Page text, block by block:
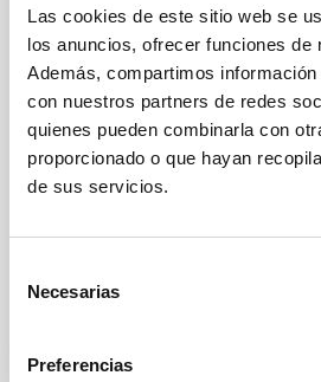
Las cookies de este sitio web se
los anuncios, ofrecer funciones
Además, compartimos
con nuestros partners de redes
quienes pueden combinarla con
proporcionado o que hayan
de sus servicios.
Necesarias
Preferencias
international study involving the
Astrofisica de Canarias (IAC) and
Laguna (ULL). The research,
Monthly Notices of the Royal
found the double star, named V
unusually bright as the super-
gorging on its larger twin in a
think the stars are locked in an